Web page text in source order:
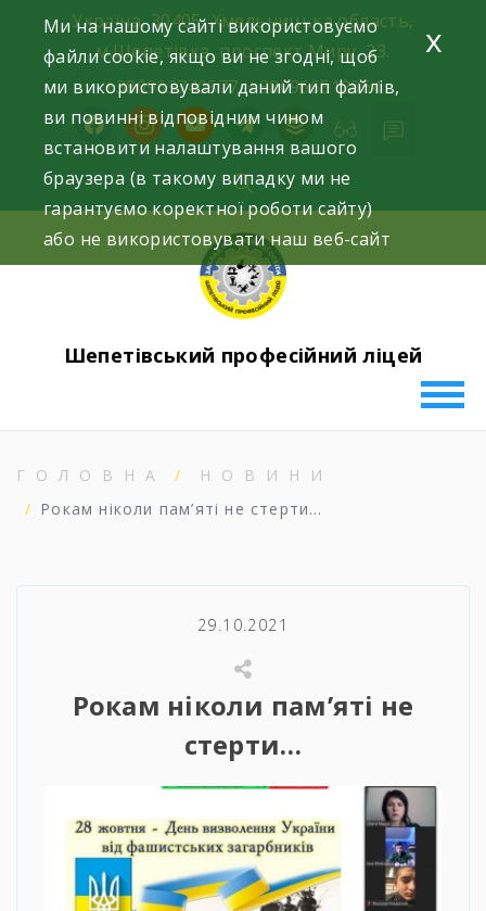
content
Україна, 30405, Хмельницька область,
м.Шепетівка, проспект Миру, 23.
+380963740577, +380966512964
facebookinstagramyoutubetelegram
buffer
Шепетівський професійний ліцей
ГОЛОВНА
НОВИНИ
Рокам ніколи пам’яті не стерти…
29.10.2021
Рокам ніколи пам’яті не
стерти…
Ми на нашому сайті використовуємо
файли cookie, якщо ви не згодні, щоб
ми використовували даний тип файлів,
ви повинні відповідним чином
встановити налаштування вашого
браузера (в такому випадку ми не
гарантуємо коректної роботи сайту)
або не використовувати наш веб-сайт
x